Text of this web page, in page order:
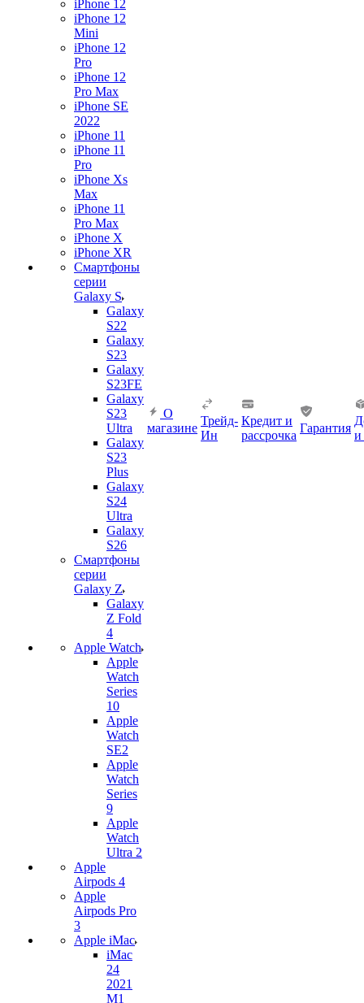
iPhone 12
iPhone 12
Mini
iPhone 12
Pro
iPhone 12
Pro Max
iPhone SE
2022
iPhone 11
iPhone 11
Pro
iPhone Xs
Max
iPhone 11
Pro Max
iPhone X
iPhone XR
Смартфоны
серии
Galaxy S
Galaxy
S22
Galaxy
S23
Galaxy
S23FE
Galaxy
S23
Ultra
Galaxy
S23
Plus
Galaxy
S24
Ultra
Galaxy
S26
Смартфоны
серии
Galaxy Z
Galaxy
Z Fold
4
Apple Watch
Apple
Watch
Series
10
Apple
Watch
SE2
Apple
Watch
Series
9
Apple
Watch
Ultra 2
Apple
Airpods 4
Apple
Airpods Pro
3
Apple iMac
iMac
24
2021
M1
О
магазине
Трейд-
Ин
Кредит и
рассрочка
Гарантия
и